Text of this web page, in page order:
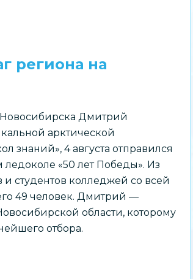
региона на
Дмитрий
арктической
знаний», 4 августа отправился
«50 лет Победы». Из
студентов колледжей со всей
49 человек. Дмитрий —
области, которому
отбора.